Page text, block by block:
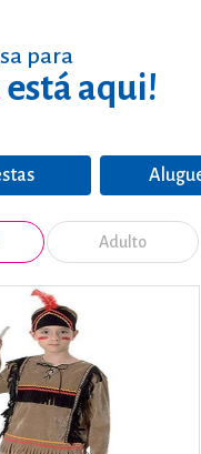
para
está aqui!
Adulto